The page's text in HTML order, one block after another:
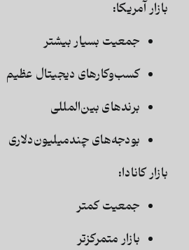
بازار آمریکا:
جمعیت بسیار بیشتر
کسب‌وکارهای دیجیتال عظیم
برندهای بین‌المللی
بودجه‌های چندمیلیون‌دلاری
بازار کانادا:
جمعیت کمتر
بازار متمرکزتر